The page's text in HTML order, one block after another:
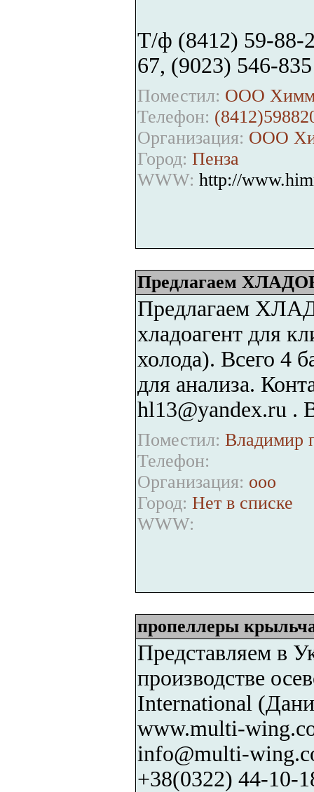
Т/ф (8412) 59-88-
67, (9023) 546-835
Поместил: ООО
Телефон:
Организация: ООО
Город: Пенза
WWW: http://
Предлагаем
Предлагаем
хладоагент для
холода). Всего 4
для анализа.
hl13@yandex.ru .
Поместил: Владимир
Телефон:
Организация: ооо
Город: Нет в списке
WWW:
пропеллеры
Представляем в
производстве
International
www.multi-
info@multi-
+38(0322) 44-10-